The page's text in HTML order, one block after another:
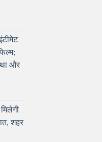
और
शहर